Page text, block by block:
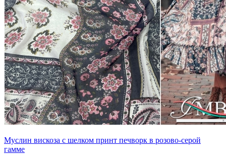
Муслин вискоза с шелком принт печворк в розово-серой
гамме